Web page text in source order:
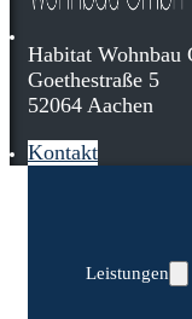
Leistungen
Habitat Wohnbau
Goethestraße 5
52064 Aachen
Kontakt